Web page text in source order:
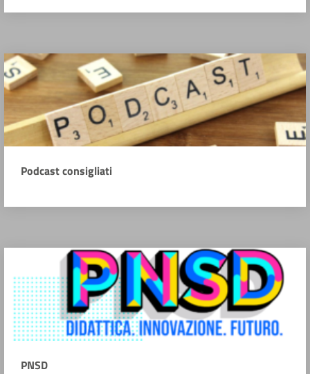
Podcast consigliati
PNSD